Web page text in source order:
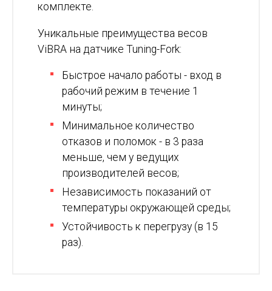
комплекте.
Уникальные преимущества весов
ViBRA на датчике Tuning-Fork:
Быстрое начало работы - вход в
рабочий режим в течение 1
минуты;
Минимальное количество
отказов и поломок - в 3 раза
меньше, чем у ведущих
производителей весов;
Независимость показаний от
температуры окружающей среды;
Устойчивость к перегрузу (в 15
раз).